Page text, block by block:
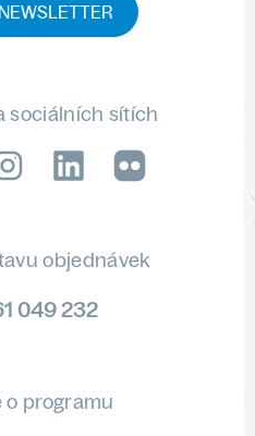
sociálních sítích
LinkedIn
flickr
objednávek
049 232
programu